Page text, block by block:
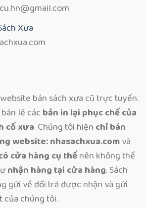
Xưa
bán sách xưa cũ trực tuyến.
lẻ các bản in lại phục chế của
cổ xưa. Chúng tôi hiện chỉ bán
website: nhasachxua.comvà
cửa hàng cụ thểnên không thể
nhận hàng tại cửa hàng. Sách
gửi về đổi trả được nhận và gửi
của chúng tôi.